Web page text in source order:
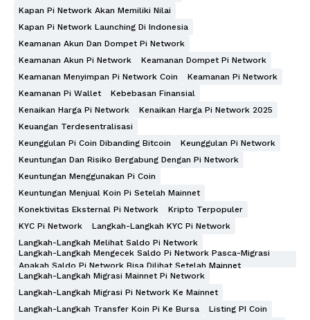
Kapan Pi Network Akan Memiliki Nilai
Kapan Pi Network Launching Di Indonesia
Keamanan Akun Dan Dompet Pi Network
Keamanan Akun Pi Network
Keamanan Dompet Pi Network
Keamanan Menyimpan Pi Network Coin
Keamanan Pi Network
Keamanan Pi Wallet
Kebebasan Finansial
Kenaikan Harga Pi Network
Kenaikan Harga Pi Network 2025
Keuangan Terdesentralisasi
Keunggulan Pi Coin Dibanding Bitcoin
Keunggulan Pi Network
Keuntungan Dan Risiko Bergabung Dengan Pi Network
Keuntungan Menggunakan Pi Coin
Keuntungan Menjual Koin Pi Setelah Mainnet
Konektivitas Eksternal Pi Network
Kripto Terpopuler
KYC Pi Network
Langkah-Langkah KYC Pi Network
Langkah-Langkah Melihat Saldo Pi Network
Langkah-Langkah Mengecek Saldo Pi Network Pasca-Migrasi
Apakah Saldo Pi Network Bisa Dilihat Setelah Mainnet
Langkah-Langkah Migrasi Mainnet Pi Network
Langkah-Langkah Migrasi Pi Network Ke Mainnet
Langkah-Langkah Transfer Koin Pi Ke Bursa
Listing PI Coin